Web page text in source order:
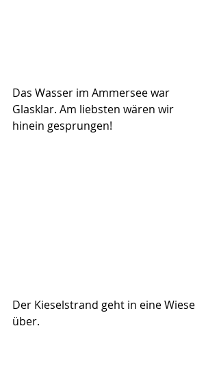
Das Wasser im Ammersee war
Glasklar. Am liebsten wären wir
hinein gesprungen!
Der Kieselstrand geht in eine Wiese
über.